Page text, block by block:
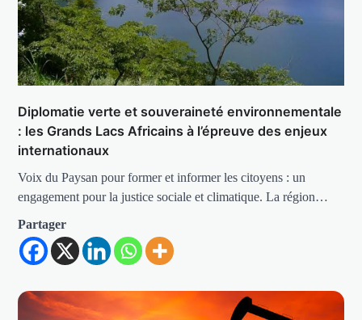
Diplomatie verte et souveraineté environnementale
: les Grands Lacs Africains à l’épreuve des enjeux
internationaux
Voix du Paysan pour former et informer les citoyens : un
engagement pour la justice sociale et climatique. La région…
Partager